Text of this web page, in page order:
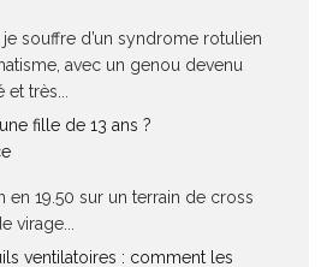
souffre d’un syndrome rotulien
avec un genou devenu
très...
fille de 13 ans ?
en 19.50 sur un terrain de cross
virage...
ventilatoires : comment les